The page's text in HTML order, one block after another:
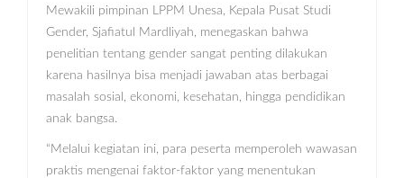
Mewakili pimpinan LPPM Unesa, Kepala Pusat Studi
Gender, Sjafiatul Mardliyah, menegaskan bahwa
penelitian tentang gender sangat penting dilakukan
karena hasilnya bisa menjadi jawaban atas berbagai
masalah sosial, ekonomi, kesehatan, hingga pendidikan
anak bangsa.
“Melalui kegiatan ini, para peserta memperoleh wawasan
praktis mengenai faktor-faktor yang menentukan